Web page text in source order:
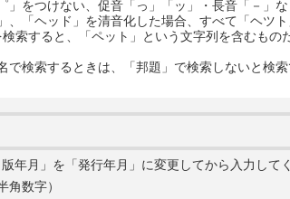
をつけない、促音「っ」「ッ」・長音「－」な
、「ヘッド」を清音化した場合、すべて「ヘツト
索すると、「ペット」という文字列を含むもの
検索するときは、「邦題」で検索しないと検索
月」を「発行年月」に変更してから入力してく
数字）